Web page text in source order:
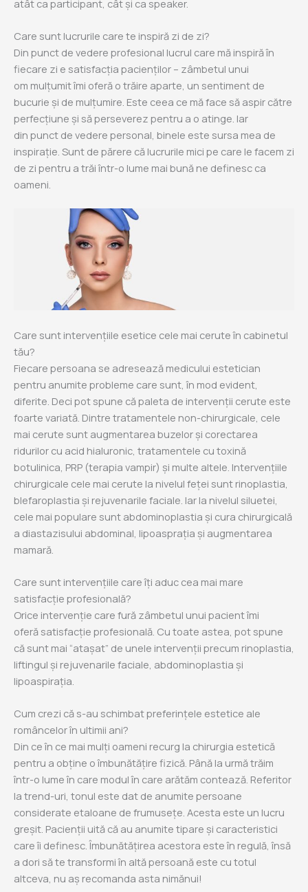
atât ca participant, cât și ca speaker.
Care sunt lucrurile care te inspiră zi de zi?
Din punct de vedere profesional lucrul care mă inspiră în
fiecare zi e satisfacția pacienților – zâmbetul unui
om mulțumit îmi oferă o trăire aparte, un sentiment de
bucurie și de mulțumire. Este ceea ce mă face să aspir către
perfecțiune și să perseverez pentru a o atinge. Iar
din punct de vedere personal, binele este sursa mea de
inspirație. Sunt de părere că lucrurile mici pe care le facem zi
de zi pentru a trăi într-o lume mai bună ne definesc ca
oameni.
Care sunt intervențiile esetice cele mai cerute în cabinetul
tău?
Fiecare persoana se adresează medicului estetician
pentru anumite probleme care sunt, în mod evident,
diferite. Deci pot spune că paleta de intervenții cerute este
foarte variată. Dintre tratamentele non-chirurgicale, cele
mai cerute sunt augmentarea buzelor și corectarea
ridurilor cu acid hialuronic, tratamentele cu toxină
botulinica, PRP (terapia vampir) și multe altele. Intervențiile
chirurgicale cele mai cerute la nivelul feței sunt rinoplastia,
blefaroplastia și rejuvenarile faciale. Iar la nivelul siluetei,
cele mai populare sunt abdominoplastia și cura chirurgicală
a diastazisului abdominal, lipoasprația și augmentarea
mamară.
Care sunt intervențiile care îți aduc cea mai mare
satisfacție profesională?
Orice intervenție care fură zâmbetul unui pacient îmi
oferă satisfacție profesională. Cu toate astea, pot spune
că sunt mai “atașat” de unele intervenții precum rinoplastia,
liftingul și rejuvenarile faciale, abdominoplastia și
lipoaspirația.
Cum crezi că s-au schimbat preferințele estetice ale
româncelor în ultimii ani?
Din ce în ce mai mulți oameni recurg la chirurgia estetică
pentru a obține o îmbunătățire fizică. Până la urmă trăim
într-o lume în care modul în care arătăm contează. Referitor
la trend-uri, tonul este dat de anumite persoane
considerate etaloane de frumusețe. Acesta este un lucru
greșit. Pacienții uită că au anumite tipare și caracteristici
care îi definesc. Îmbunătățirea acestora este în regulă, însă
a dori să te transformi în altă persoană este cu totul
altceva, nu aș recomanda asta nimănui!